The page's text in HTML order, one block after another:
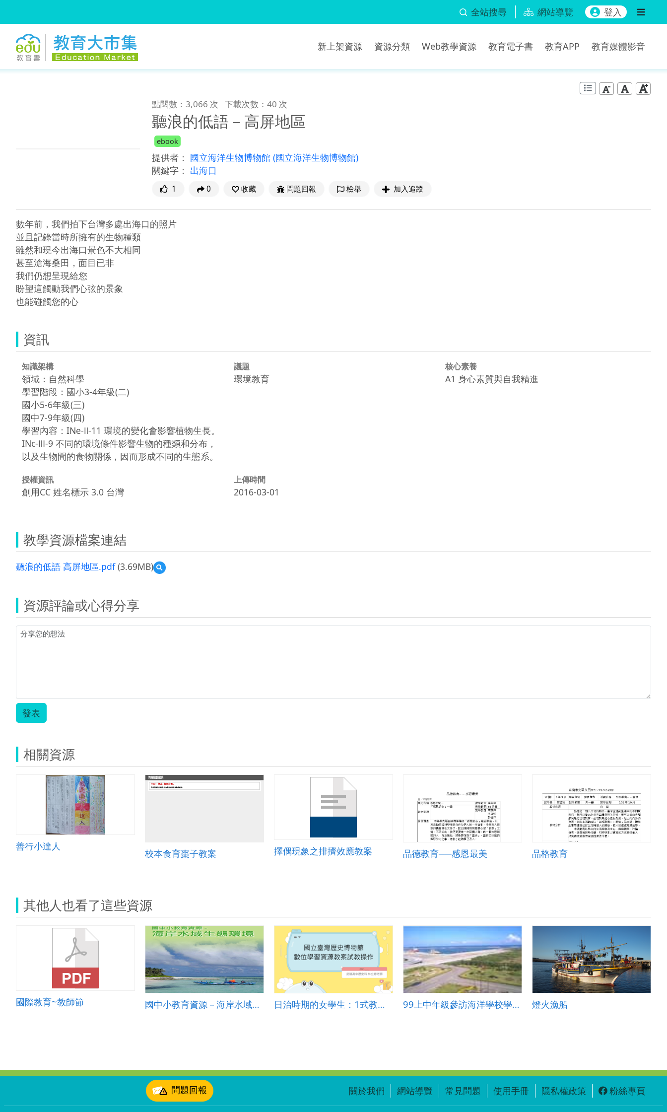
全站搜尋 網站導覽 登入
新上架資源 資源分類 Web教學資源 教育電子書 教育APP 教育媒體影音
點閱數：3,066 次 下載次數：40 次
聽浪的低語－高屏地區
ebook
提供者： 國立海洋生物博物館 (國立海洋生物博物館)
關鍵字： 出海口
1 0 收藏 問題回報 檢舉 加入追蹤
數年前，我們拍下台灣多處出海口的照片
並且記錄當時所擁有的生物種類
雖然和現今出海口景色不大相同
甚至滄海桑田，面目已非
我們仍想呈現給您
盼望這觸動我們心弦的景象
也能碰觸您的心
資訊
知識架構
領域：自然科學
學習階段：國小3-4年級(二)
國小5-6年級(三)
國中7-9年級(四)
學習內容：INe-Ⅱ-11 環境的變化會影響植物生長。
INc-Ⅲ-9 不同的環境條件影響生物的種類和分布，
以及生物間的食物關係，因而形成不同的生態系。
議題
環境教育
核心素養
A1 身心素質與自我精進
授權資訊
創用CC 姓名標示 3.0 台灣
上傳時間
2016-03-01
教學資源檔案連結
聽浪的低語 高屏地區.pdf(3.69MB)
預
覽
語
資源評論或心得分享
發表
相關資源
善行小達人
校本食育棗子教案 擇偶現象之排擠效應教案 品德教育──感恩最美 品格教育
其他人也看了這些資源
國際教育~教師節 國中小教育資源－海岸水域生態環境 日治時期的女學生：1式教案、3式學習單 99上中年級參訪海洋學校學習單.. 燈火漁船
問題回報 關於我們 網站導覽 常見問題 使用手冊 隱私權政策 粉絲專頁